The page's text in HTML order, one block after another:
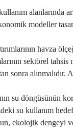
alanlarında
modeller
havza
sektörel
sonra
su döngüsünün
su kullanım
ekolojik dengeyi